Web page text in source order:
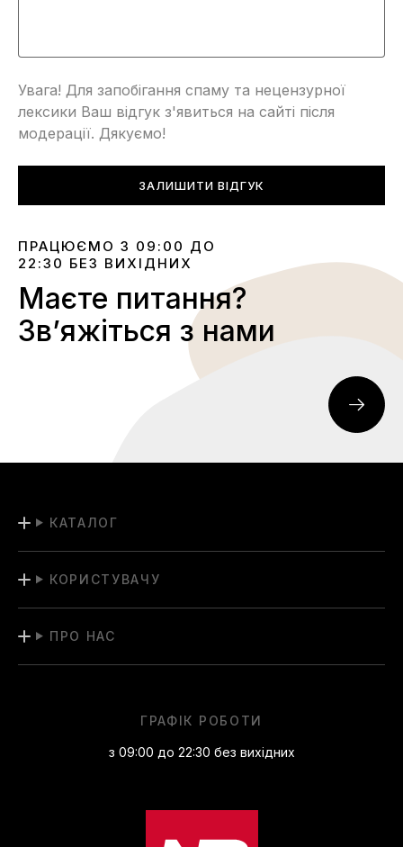
Увага! Для запобігання спаму та нецензурної
лексики Ваш відгук з'явиться на сайті після
модерації. Дякуємо!
ЗАЛИШИТИ ВІДГУК
ПРАЦЮЄМО З 09:00 ДО
22:30 БЕЗ ВИХІДНИХ
Маєте питання?
Звʼяжіться з нами
КАТАЛОГ
КОРИСТУВАЧУ
ПРО НАС
ГРАФІК РОБОТИ
з 09:00 до 22:30 без вихідних